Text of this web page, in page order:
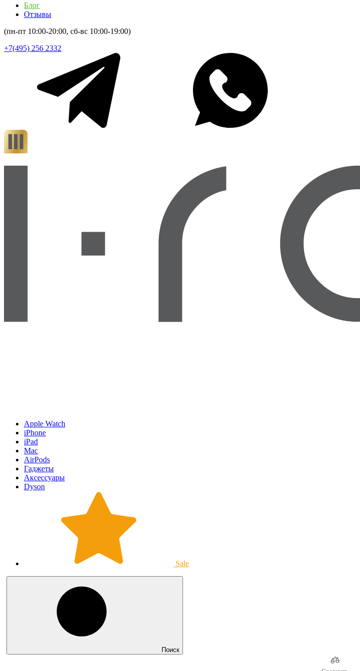
Блог
Отзывы
(пн-пт 10:00-20:00, сб-вс 10:00-19:00)
+7(495) 256 2332
Apple Watch
iPhone
iPad
Mac
AirPods
Гаджеты
Аксессуары
Dyson
Sale
Поиск